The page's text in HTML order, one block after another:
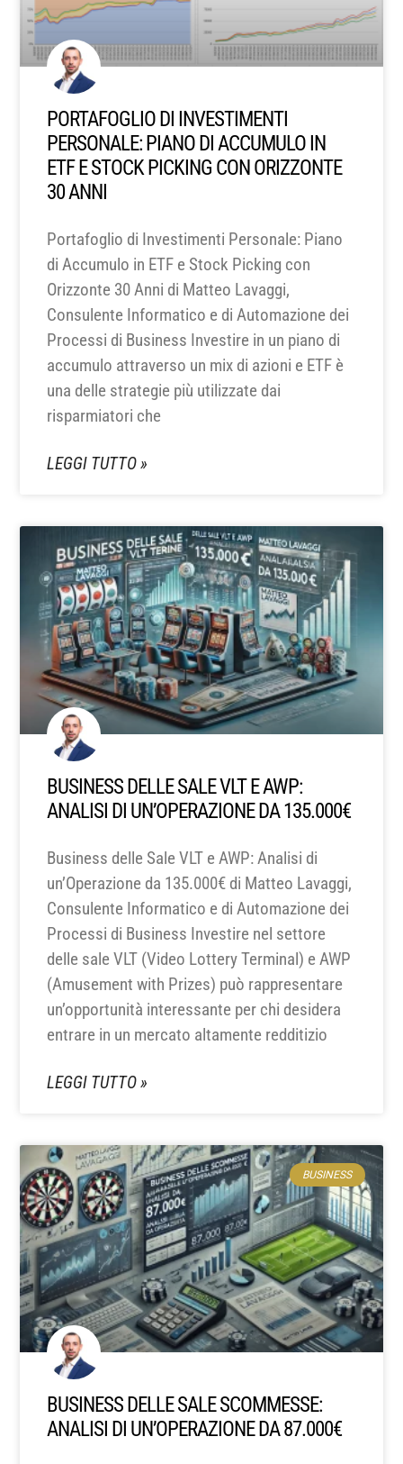
PORTAFOGLIO DI INVESTIMENTI
PERSONALE: PIANO DI ACCUMULO IN
ETF E STOCK PICKING CON ORIZZONTE
30 ANNI
Portafoglio di Investimenti Personale: Piano
di Accumulo in ETF e Stock Picking con
Orizzonte 30 Anni di Matteo Lavaggi,
Consulente Informatico e di Automazione dei
Processi di Business Investire in un piano di
accumulo attraverso un mix di azioni e ETF è
una delle strategie più utilizzate dai
risparmiatori che
LEGGI TUTTO »
BUSINESS DELLE SALE VLT E AWP:
ANALISI DI UN’OPERAZIONE DA 135.000€
Business delle Sale VLT e AWP: Analisi di
un’Operazione da 135.000€ di Matteo Lavaggi,
Consulente Informatico e di Automazione dei
Processi di Business Investire nel settore
delle sale VLT (Video Lottery Terminal) e AWP
(Amusement with Prizes) può rappresentare
un’opportunità interessante per chi desidera
entrare in un mercato altamente redditizio
LEGGI TUTTO »
BUSINESS
BUSINESS DELLE SALE SCOMMESSE:
ANALISI DI UN’OPERAZIONE DA 87.000€